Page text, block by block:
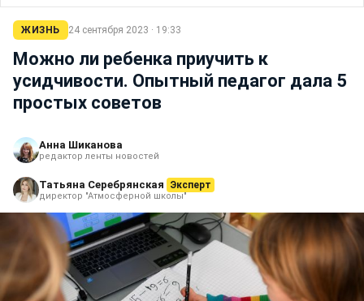
ЖИЗНЬ 24 сентября 2023 · 19:33
Можно ли ребенка приучить к
усидчивости. Опытный педагог дала 5
простых советов
Анна Шиканова
редактор ленты новостей
Татьяна Серебрянская Эксперт
директор "Атмосферной школы"